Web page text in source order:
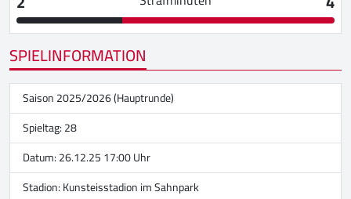
SPIELINFORMATION
Saison 2025/2026 (Hauptrunde)
Spieltag: 28
Datum: 26.12.25 17:00 Uhr
Stadion:Kunsteisstadion im Sahnpark